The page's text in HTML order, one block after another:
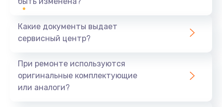
Ремонт южного моста
Замена батарейки BIOS
Какие документы выдает
сервисный центр?
При ремонте используются
оригинальные комплектующие
или аналоги?